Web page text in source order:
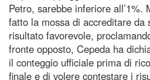
Petro, sarebbe inferiore all’1%.
fatto la mossa di accreditare da
risultato favorevole,
fronte opposto, Cepeda ha
il conteggio ufficiale prima di
finale e di volere contestare i